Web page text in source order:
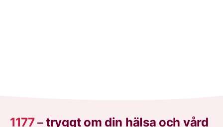
1177–tryggt om din hälsa och vård